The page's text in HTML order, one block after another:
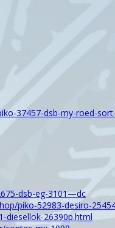
37457-dsb-my-roed-
dsb-eg-3101—dc
piko-52983-desiro-
diesellok-26390p.html